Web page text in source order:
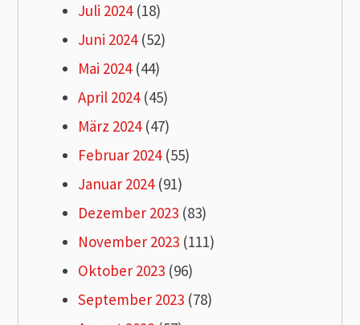
Juli 2024(18)
Juni 2024(52)
Mai 2024(44)
April 2024(45)
März 2024(47)
Februar 2024(55)
Januar 2024(91)
Dezember 2023 (83)
November 2023 (111)
Oktober 2023 (96)
September 2023 (78)